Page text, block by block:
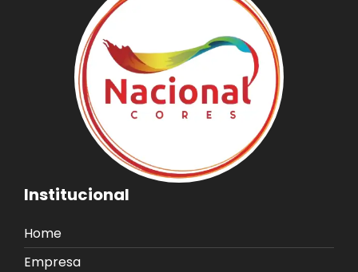
Institucional
Home
Empresa